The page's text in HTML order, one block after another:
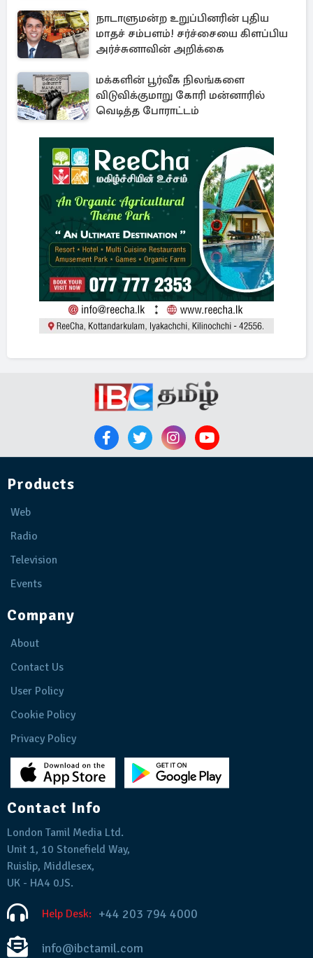
நாடாளுமன்ற உறுப்பினரின் புதிய
மாதச் சம்பளம்! சர்ச்சையை கிளப்பிய
அர்ச்சுனாவின் அறிக்கை
மக்களின் பூர்வீக நிலங்களை
விடுவிக்குமாறு கோரி மன்னாரில்
வெடித்த போராட்டம்
Products
Web
Radio
Television
Events
Company
About
Contact Us
User Policy
Cookie Policy
Privacy Policy
Contact Info
London Tamil Media Ltd.
Unit 1, 10 Stonefield Way,
Ruislip, Middlesex,
UK - HA4 0JS.
Help Desk: +44 203 794 4000
info@ibctamil.com